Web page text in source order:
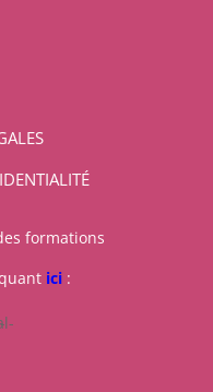
formations
ici :